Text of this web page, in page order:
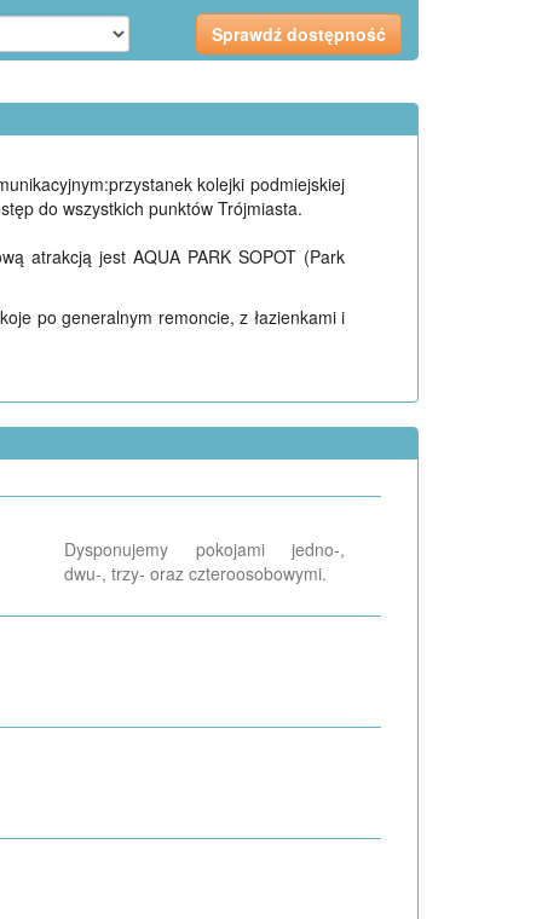
kolejki podmiejskiej
do wszystkich punktów Trójmiasta.
atrakcją jest AQUA PARK SOPOT (Park
po generalnym remoncie, z łazienkami i
Dysponujemy pokojami jedno-,
dwu-, trzy- oraz czteroosobowymi.